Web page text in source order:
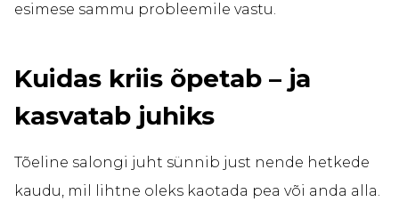
esimese sammu probleemile vastu.
Kuidas kriis õpetab – ja
kasvatab juhiks
Tõeline salongi juht sünnib just nende hetkede
kaudu, mil lihtne oleks kaotada pea või anda alla.